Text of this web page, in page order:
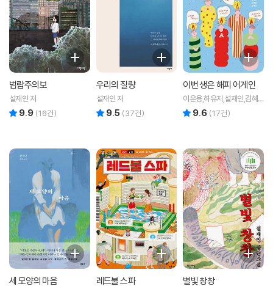
범람주의보
설재인 저
9.9 (16건)
우리의 질량
설재인 저
9.5 (37건)
이번 생은 해피 어게인
이은용,하유지,설재인,김혜
진,남세오 공저
9.6 (17건)
세 모양의 마음 레드불 스파 별빛 창창